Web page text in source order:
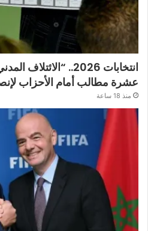
انتخابات 2026..
عشرة مطالب أمام الأحزاب
منذ 18 ساعة